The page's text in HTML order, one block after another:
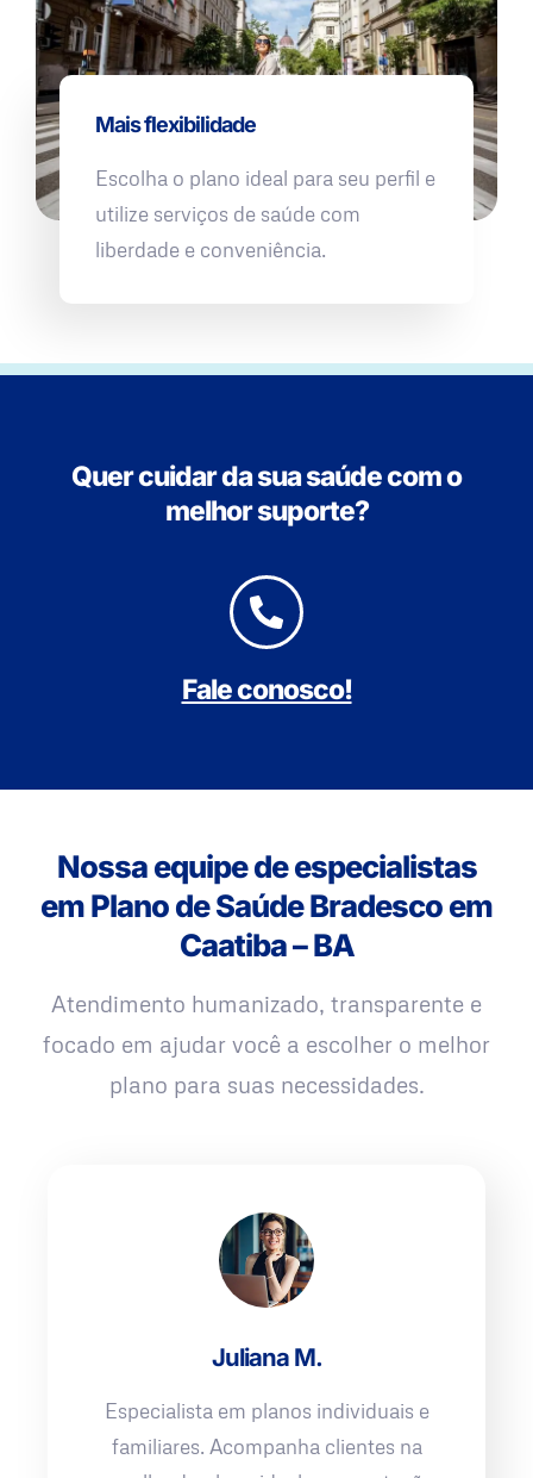
Mais flexibilidade
Escolha o plano ideal para seu perfil e
utilize serviços de saúde com
liberdade e conveniência.
Quer cuidar da sua saúde com o
melhor suporte?
Fale conosco!
Nossa equipe de especialistas
em Plano de Saúde Bradesco em
Caatiba – BA
Atendimento humanizado, transparente e
focado em ajudar você a escolher o melhor
plano para suas necessidades.
Juliana M.
Especialista em planos individuais e
familiares. Acompanha clientes na